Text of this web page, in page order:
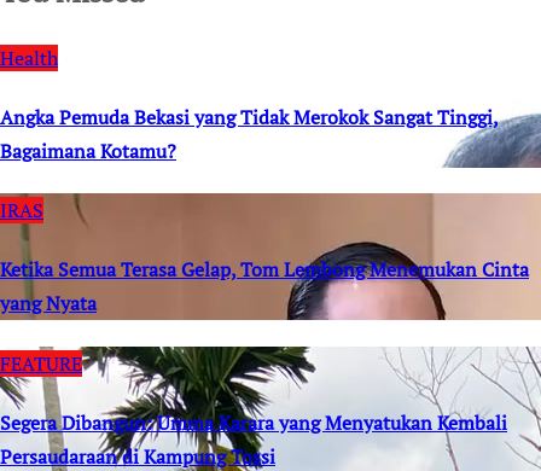
Health
Angka Pemuda Bekasi yang Tidak Merokok Sangat Tinggi,
Bagaimana Kotamu?
IRAS
Ketika Semua Terasa Gelap, Tom Lembong Menemukan Cinta
yang Nyata
FEATURE
Segera Dibangun: Umma Karara yang Menyatukan Kembali
Persaudaraan di Kampung Tossi